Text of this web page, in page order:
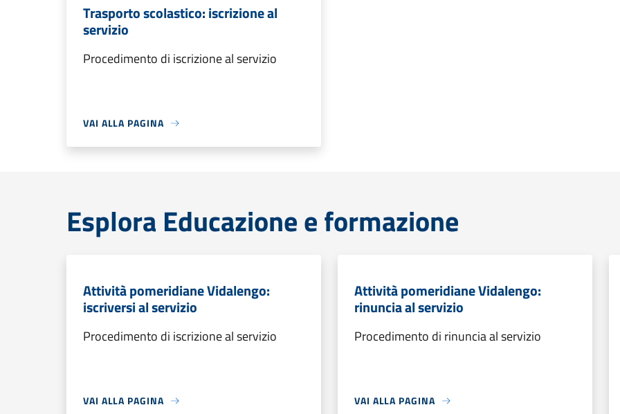
Trasporto scolastico: iscrizione al
servizio
Procedimento di iscrizione al servizio
VAI ALLA PAGINA
Esplora Educazione e formazione
Attività pomeridiane Vidalengo:
iscriversi al servizio
Procedimento di iscrizione al servizio
VAI ALLA PAGINA
Attività pomeridiane Vidalengo:
rinuncia al servizio
Procedimento di rinuncia al servizio
VAI ALLA PAGINA